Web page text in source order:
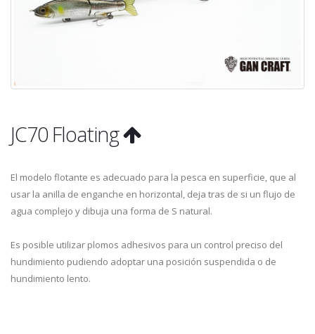
JC70 Floating
El modelo flotante es adecuado para la pesca en superficie, que al
usar la anilla de enganche en horizontal, deja tras de si un flujo de
agua complejo y dibuja una forma de S natural.
Es posible utilizar plomos adhesivos para un control preciso del
hundimiento pudiendo adoptar una posición suspendida o de
hundimiento lento.